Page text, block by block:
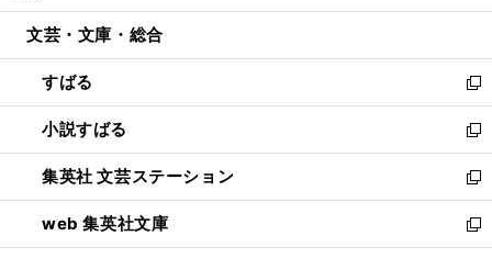
開
ウ
開
く
ン
ウ
で
開
く
ウ
ン
ド
ウ
で
開
く
文芸・文庫・総合
すばる
新
し
い
ウ
ィ
ン
ド
ウ
小説すばる
新
し
い
ウ
ィ
ン
集英社 文芸ステーション
新
し
い
ウ
web 集英社文庫
新
し